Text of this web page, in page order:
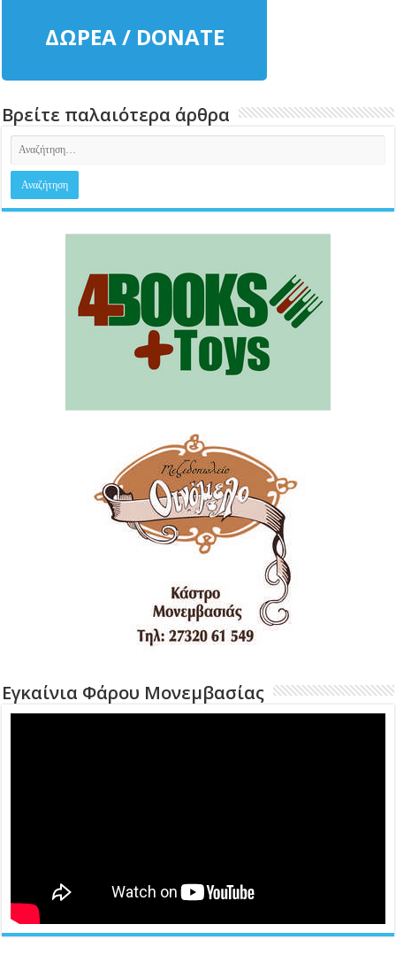
ΔΩΡΕΑ / DONATE
Βρείτε παλαιότερα άρθρα
Εγκαίνια Φάρου Μονεμβασίας